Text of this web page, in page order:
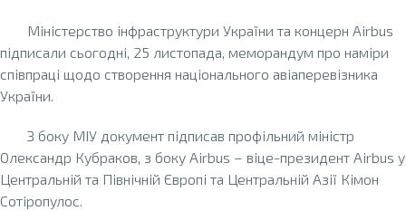
Міністерство інфраструктури України та концерн Airbus
підписали сьогодні, 25 листопада, меморандум про наміри
співпраці щодо створення національного авіаперевізника
України.
З боку МІУ документ підписав профільний міністр
Олександр Кубраков, з боку Airbus – віце-президент Airbus у
Центральній та Північній Європі та Центральній Азії Кімон
Сотіропулос.